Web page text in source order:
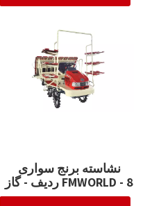
نشاسته برنج سواری
FMWORLD - 8 ردیف - گاز
(2ZGF-8B)